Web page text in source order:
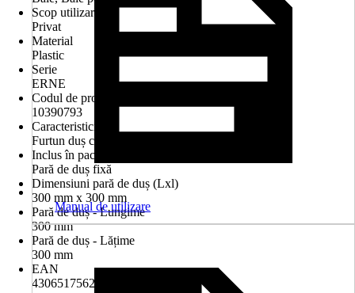
Scop utilizare
Privat
Material
Plastic
Serie
ERNE
Codul de produs al producătorului
10390793
Caracteristici
Furtun duș cu protecție anti-răsucire
Inclus în pachetul livrat
Pară de duș fixă
Dimensiuni pară de duș (Lxl)
300 mm x 300 mm
Pară de duș - Lungime
300 mm
Pară de duș - Lățime
300 mm
EAN
4306517562847
Manual de utilizare